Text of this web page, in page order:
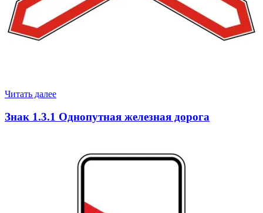
Читать далее
Знак 1.3.1 Однопутная железная дорога